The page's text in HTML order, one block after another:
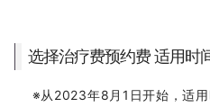
关于先进医疗「NeoSelf抗体检测
关于加强在线支付安全性的通知
选择治疗费预约费 适用时
※从2023年8月1日开始，适用